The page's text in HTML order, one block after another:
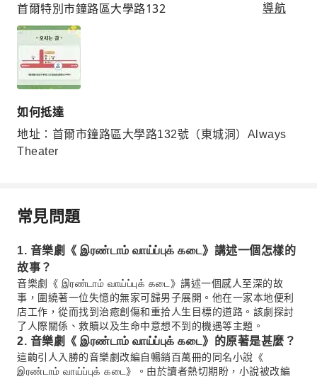
首爾特別市鐘路區大學路132
導航
如何抵達
地址：首爾市鐘路區大學路132號（東城洞）Always
Theater
常見問題
1. 音樂劇《 இரண்டாம் வாய்ப்புக் கடை》講述一個怎樣的
故事？
音樂劇《 இரண்டாம் வாய்ப்புக் கடை》講述一個感人至深的故
事，圍繞著一位失憶的無家可歸男子展開。他在一家本地便利
店工作，從而找到治癒創傷和重拾人生目標的道路。該劇探討
了人際關係、救贖以及生命中意想不到的機遇等主題。
2. 音樂劇《 இரண்டாம் வாய்ப்புக் கடை》的原著是甚麼？
這齣引人入勝的音樂劇改編自暢銷百萬冊的同名小說《
இரண்டாம் வாய்ப்புக் கடை》。由於讀者熱切期盼，小說被改編